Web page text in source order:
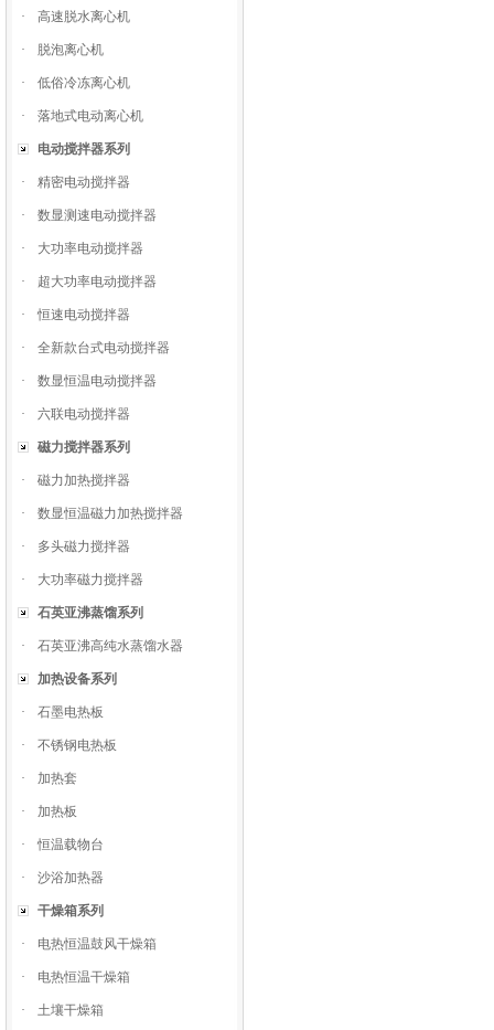
· 高速脱水离心机
· 脱泡离心机
· 低俗冷冻离心机
· 落地式电动离心机
电动搅拌器系列
· 精密电动搅拌器
· 数显测速电动搅拌器
· 大功率电动搅拌器
· 超大功率电动搅拌器
· 恒速电动搅拌器
· 全新款台式电动搅拌器
· 数显恒温电动搅拌器
· 六联电动搅拌器
磁力搅拌器系列
· 磁力加热搅拌器
· 数显恒温磁力加热搅拌器
· 多头磁力搅拌器
· 大功率磁力搅拌器
石英亚沸蒸馏系列
· 石英亚沸高纯水蒸馏水器
加热设备系列
· 石墨电热板
· 不锈钢电热板
· 加热套
· 加热板
· 恒温载物台
· 沙浴加热器
干燥箱系列
· 电热恒温鼓风干燥箱
· 电热恒温干燥箱
· 土壤干燥箱